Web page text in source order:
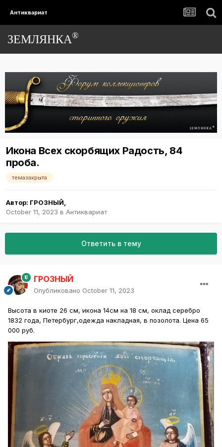
Антиквариат
ЗЕМЛЯНКА®
Икона Всех скорбящих Радость, 84
проба.
темазакрыта
Автор: ГРОЗНЫЙ
October 11, 2023 в Антиквариат
Ответить в тему
ГРОЗНЫЙ
Опубликовано October 11, 2023
Высота в киоте 26 см, икона 14см на 18 см, оклад серебро
1832 года, Петербург,одежда накладная, в позолота. Цена 65
000 руб.